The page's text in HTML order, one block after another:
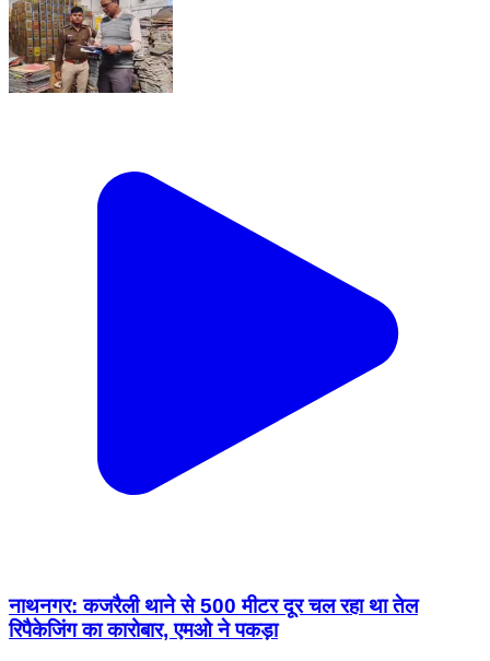
नाथनगर: कजरैली थाने से 500 मीटर दूर चल रहा था तेल
रिपैकेजिंग का कारोबार, एमओ ने पकड़ा